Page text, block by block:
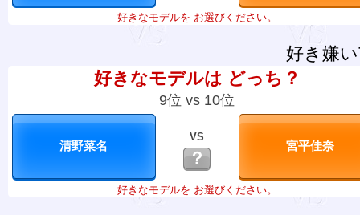
好きなモデルを お選びください。
好き嫌
好きなモデルは どっち？
9位 vs 10位
VS
？
好きなモデルを お選びください。